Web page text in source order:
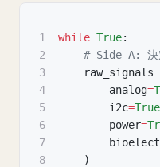
1 while True:
2
# Side-A: 決
3
    raw_signals
4
        analog
=
5
        i2c
=True
6
        power
=
7
8
)